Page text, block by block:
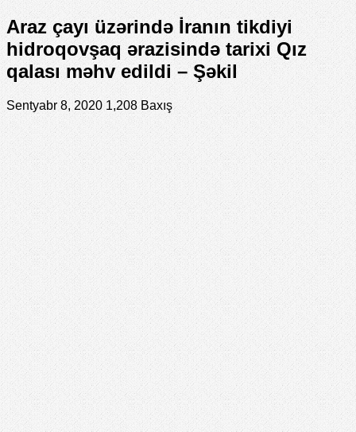
Araz çayı üzərində İranın tikdiyi
hidroqovşaq ərazisində tarixi Qız
qalası məhv edildi – Şəkil
Sentyabr 8, 2020 1,208 Baxış